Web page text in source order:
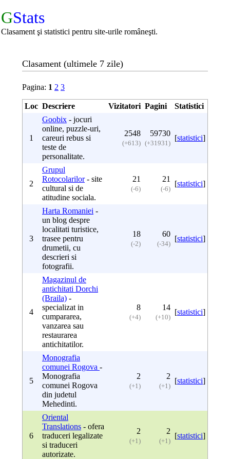
GStats
Clasament şi statistici pentru site-urile româneşti.
Clasament (ultimele 7 zile)
Pagina: 1 2 3
Loc Descriere Vizitatori Pagini Statistici
1
Goobix - jocuri
online, puzzle-uri,
careuri rebus si
teste de
personalitate.
2548
(+613)
59730
(+31931)
[statistici]
2
Grupul
Rotocolarilor- site
cultural si de
atitudine sociala.
21
(-6)
21
(-6)
[statistici]
3
Harta Romaniei -
un blog despre
localitati turistice,
trasee pentru
drumetii, cu
descrieri si
fotografii.
18
(-2)
60
(-34)
[statistici]
4
Magazinul de
antichitati Dorchi
(Braila) -
specializat in
cumpararea,
vanzarea sau
restaurarea
antichitatilor.
8
(+4)
14
(+10)
[statistici]
5
Monografia
comunei Rogova -
Monografia
comunei Rogova
din judetul
Mehedinti.
2
(+1)
2
(+1)
[statistici]
6
Oriental
Translations - ofera
traduceri legalizate
si traduceri
autorizate.
2
(+1)
2
(+1)
[statistici]